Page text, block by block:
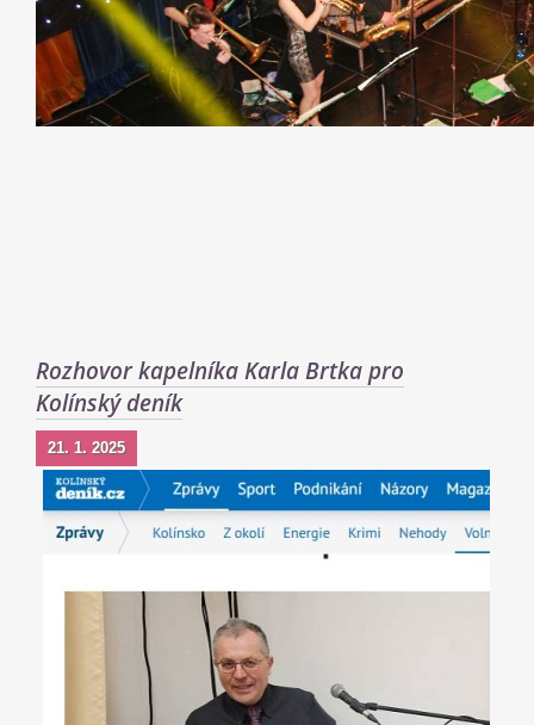
Rozhovor kapelníka Karla Brtka pro
Kolínský deník
21. 1. 2025